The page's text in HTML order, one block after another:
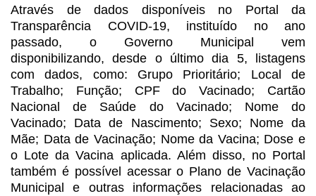
Através de dados disponíveis no Portal da
Transparência COVID-19, instituído no ano
passado, o Governo Municipal vem
disponibilizando, desde o último dia 5, listagens
com dados, como: Grupo Prioritário; Local de
Trabalho; Função; CPF do Vacinado; Cartão
Nacional de Saúde do Vacinado; Nomedo
Vacinado; Data de Nascimento; Sexo; Nome da
Mãe; Data de Vacinação; Nome da Vacina; Dose e
o Lote da Vacina aplicada. Além disso, no Portal
também épossível acessar o Plano de Vacinação
Municipal e outras informações relacionadas ao